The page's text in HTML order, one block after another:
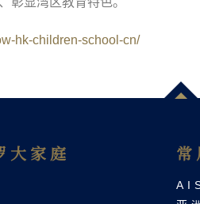
hk-children-school-cn/
大家庭 常